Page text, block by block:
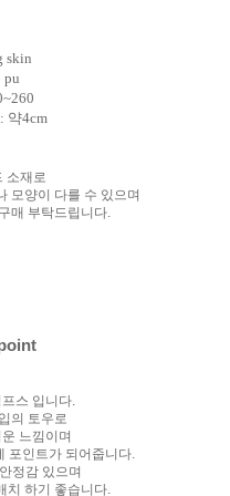
skin
pu
약4cm
소재로
모양이 다를 수 있으며
매 부탁드립니다.
스 입니다.
의 토우로
느낌이며
포인트가 되어줍니다.
정감 있으며
치 하기 좋습니다.